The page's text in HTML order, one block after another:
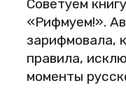
Советуем
«Рифмуем!».
зарифмовала,
правила,
моменты